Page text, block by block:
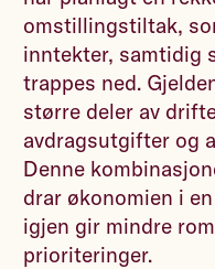
omstillingstiltak,
inntekter, samtidig
trappes ned.
større deler av
avdragsutgifter og
Denne
drar økonomien i
igjen gir mindre
prioriteringer.